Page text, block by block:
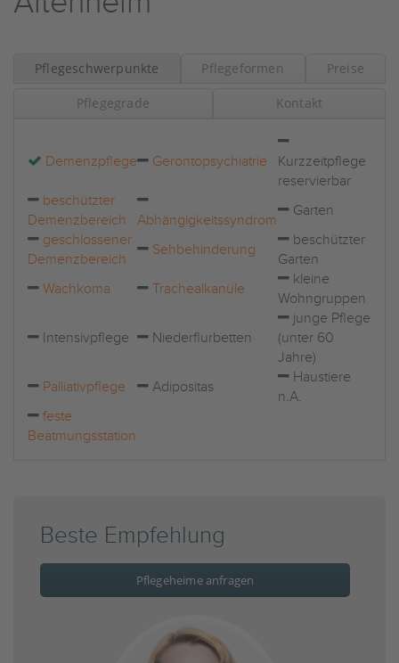
Pflegeschwerpunkte Pflegeformen Preise
Pflegegrade Kontakt
Demenzpflege Gerontopsychiatrie
Kurzzeitpflege
reservierbar
beschützter
Demenzbereich
Abhängigkeitssyndrom
Garten
geschlossener
Demenzbereich
Sehbehinderung
beschützter
Garten
Wachkoma
Trachealkanüle
kleine
Wohngruppen
Intensivpflege Niederflurbetten
junge Pflege
(unter 60
Jahre)
Palliativpflege
Adipositas
Haustiere
n.A.
feste
Beatmungsstation
Beste Empfehlung
Pflegeheime anfragen